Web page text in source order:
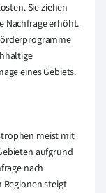
Sie ziehen
Nachfrage erhöht.
eines Gebiets.
meist mit
aufgrund
nach
steigt